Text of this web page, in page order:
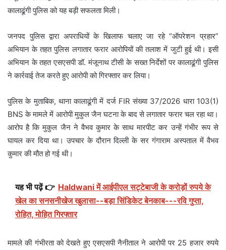
कालाढूंगी पुलिस को यह बड़ी सफलता मिली।
जनपद पुलिस द्वारा अपराधियों के खिलाफ चलाए जा रहे “ऑपरेशन प्रहार”
अभियान के तहत पुलिस लगातार फरार आरोपियों की तलाश में जुटी हुई थी। इसी
अभियान के तहत एसएसपी डॉ. मंजूनाथ टीसी के सख्त निर्देशों पर कालाढूंगी पुलिस
ने कार्रवाई तेज करते हुए आरोपी को गिरफ्तार कर लिया।
पुलिस के मुताबिक, थाना कालाढूंगी में दर्ज FIR संख्या 37/2026 धारा 103(1)
BNS के मामले में आरोपी मुकुल जैन घटना के बाद से लगातार फरार चल रहा था।
आरोप है कि मुकुल जैन ने वैभव कुमार के साथ मारपीट कर उन्हें गंभीर रूप से
घायल कर दिया था। उपचार के दौरान दिल्ली के सर गंगाराम अस्पताल में वैभव
कुमार की मौत हो गई थी।
यह भी पढ़ें 👉 Haldwani में आईपीएल सट्टेबाजी के करोड़ों रुपये के
खेल का सनसनीखेज खुलासा--बड़ा सिंडिकेट बेनकाब---रवि गुप्ता,
रोहित, मोहित गिरफ्तार
मामले की गंभीरता को देखते हुए एसएसपी नैनीताल ने आरोपी पर 25 हजार रुपये